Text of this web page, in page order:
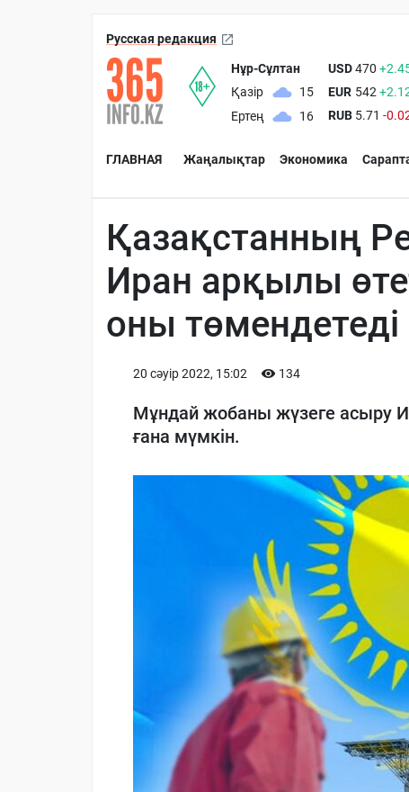
Русская редакция
Нұр-Сұлтан
Қазір
15
Ертең
16
USD470
EUR 542
RUB 5.71 -
ГЛАВНАЯ Жаңалықтар Экономика
Қазақстанның
Иран арқылы
оны төмендетеді
20 сәуiр 2022, 15:02 134
Мұндай жобаны жүзеге асыру
ғана мүмкін.